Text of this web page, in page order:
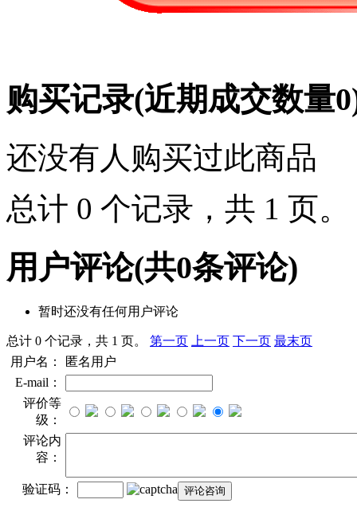
购买记录(近期成交数量0
还没有人购买过此商品
总计 0 个记录，共 1 页。
用户评论(共0条评论)
暂时还没有任何用户评论
总计 0 个记录，共 1 页。 第一页 上一页 下一页 最末页
用户名：
匿名用户
E-mail：
评价等
级：
评论内
容：
验证码：